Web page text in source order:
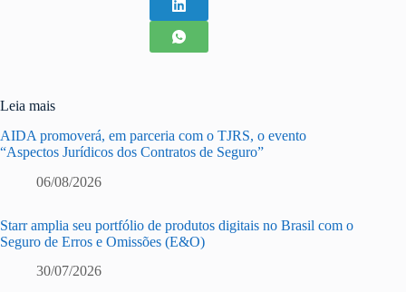
Leia mais
AIDA promoverá, em parceria com o TJRS, o evento
“Aspectos Jurídicos dos Contratos de Seguro”
06/08/2026
Starr amplia seu portfólio de produtos digitais no Brasil com o
Seguro de Erros e Omissões (E&O)
30/07/2026